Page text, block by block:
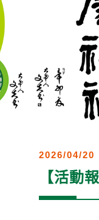
2026/04/20
【活動